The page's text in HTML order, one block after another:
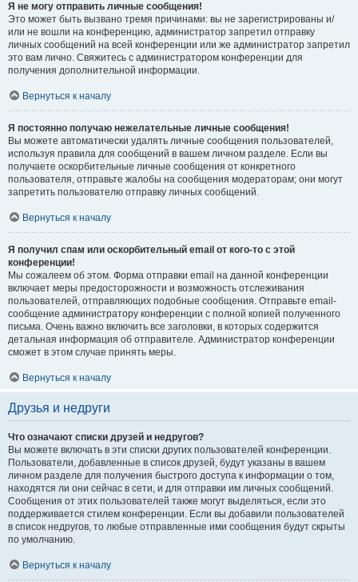
Я не могу отправить личные сообщения!
Это может быть вызвано тремя причинами: вы не зарегистрированы и/
или не вошли на конференцию, администратор запретил отправку
личных сообщений на всей конференции или же администратор запретил
это вам лично. Свяжитесь с администратором конференции для
получения дополнительной информации.
Вернуться к началу
Я постоянно получаю нежелательные личные сообщения!
Вы можете автоматически удалять личные сообщения пользователей,
используя правила для сообщений в вашем личном разделе. Если вы
получаете оскорбительные личные сообщения от конкретного
пользователя, отправьте жалобы на сообщения модераторам; они могут
запретить пользователю отправку личных сообщений.
Вернуться к началу
Я получил спам или оскорбительный email от кого-то с этой
конференции!
Мы сожалеем об этом. Форма отправки email на данной конференции
включает меры предосторожности и возможность отслеживания
пользователей, отправляющих подобные сообщения. Отправьте email-
сообщение администратору конференции с полной копией полученного
письма. Очень важно включить все заголовки, в которых содержится
детальная информация об отправителе. Администратор конференции
сможет в этом случае принять меры.
Вернуться к началу
Друзья и недруги
Что означают списки друзей и недругов?
Вы можете включать в эти списки других пользователей конференции.
Пользователи, добавленные в список друзей, будут указаны в вашем
личном разделе для получения быстрого доступа к информации о том,
находятся ли они сейчас в сети, и для отправки им личных сообщений.
Сообщения от этих пользователей также могут выделяться, если это
поддерживается стилем конференции. Если вы добавили пользователей
в список недругов, то любые отправленные ими сообщения будут скрыты
по умолчанию.
Вернуться к началу